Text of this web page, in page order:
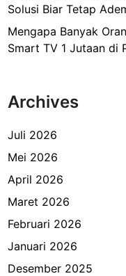
Solusi Biar Tetap
Mengapa Banyak
Smart TV 1 Jutaan di
Archives
Juli 2026
Mei 2026
April 2026
Maret 2026
Februari 2026
Januari 2026
Desember 2025